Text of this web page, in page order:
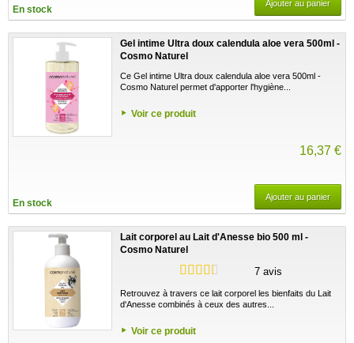
En stock
Ajouter au panier
Gel intime Ultra doux calendula aloe vera 500ml -
Cosmo Naturel
Ce Gel intime Ultra doux calendula aloe vera 500ml -
Cosmo Naturel permet d'apporter l'hygiène...
Voir ce produit
16,37 €
En stock
Ajouter au panier
Lait corporel au Lait d'Anesse bio 500 ml -
Cosmo Naturel
7 avis
Retrouvez à travers ce lait corporel les bienfaits du Lait
d'Anesse combinés à ceux des autres...
Voir ce produit